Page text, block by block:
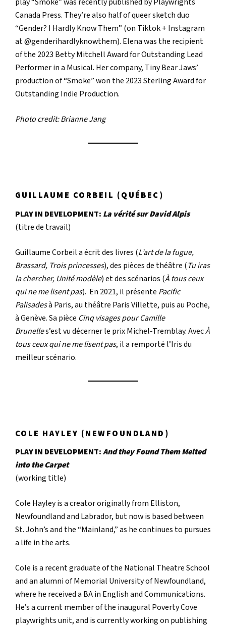
play “Smoke” was recently published by Playwrights
Canada Press. They’re also half of queer sketch duo
“Gender? I Hardly Know Them” (on Tiktok + Instagram
at @genderihardlyknowthem). Elena was the recipient
of the 2023 Betty Mitchell Award for Outstanding Lead
Performer in a Musical. Her company, Tiny Bear Jaws’
production of “Smoke” won the 2023 Sterling Award for
Outstanding Indie Production.
Photo credit: ​​Brianne Jang
GUILLAUME CORBEIL (QUÉBEC)
PLAY IN DEVELOPMENT: La vérité sur David Alpis
(titre de travail)
Guillaume Corbeil a écrit des livres (L’art de la fugue,
Brassard, Trois princesses), des pièces de théâtre (Tu iras
la chercher, Unité modèle) et des scénarios (À tous ceux
qui ne me lisent pas). En 2021, il présente Pacific
Palisadesà Paris, au théâtre Paris Villette, puis au Poche,
à Genève. Sa pièce Cinq visages pour Camille
Brunelles’est vu décerner le prix Michel-Tremblay. AvecÀ
tous ceux qui ne me lisent pas, il a remporté l’Iris du
meilleur scénario.
COLE HAYLEY (NEWFOUNDLAND)
PLAY IN DEVELOPMENT:And they Found Them Melted
into the Carpet
(working title)
Cole Hayley is a creator originally from Elliston,
Newfoundland and Labrador, but now is based between
St. John’s and the “Mainland,” as he continues to pursues
a life in the arts.
Cole is a recent graduate of the National Theatre School
and an alumni of Memorial University of Newfoundland,
where he received a BA in English and Communications.
He’s a current member of the inaugural Poverty Cove
playwrights unit, and is currently working on publishing